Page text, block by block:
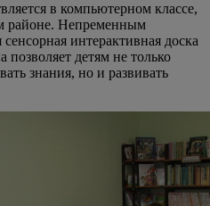
в компьютерном классе,
районе. Непременным
интерактивная доска
детям не только
знания, но и развивать